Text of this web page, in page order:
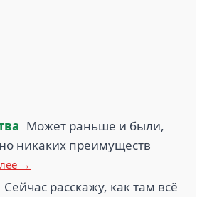
Может раньше и были,
никаких преимуществ
→
Сейчас расскажу, как там всё